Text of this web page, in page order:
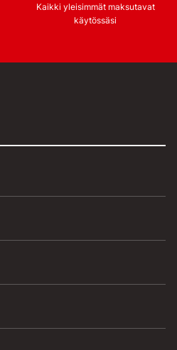
Kaikki yleisimmät maksutavat
käytössäsi